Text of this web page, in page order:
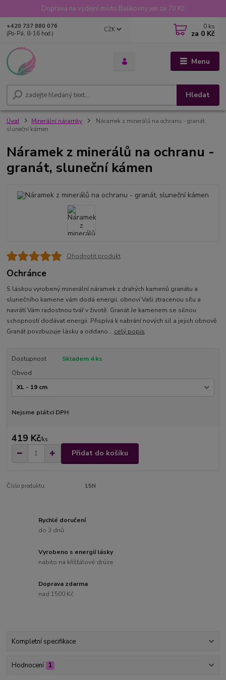
Doprava na výdejní místo Balíkovny jen za 70 Kč
Menu
CZK
Hledat
+420 737 880 076
(Po-Pá, 8-16 hod.)
0 ks
za 0 Kč
Úvod Minerální náramky
Náramek z minerálů na ochranu - granát,
sluneční kámen
Náramek z minerálů na ochranu -
granát, sluneční kámen
Ohodnotit produkt
Ochránce
S láskou vyrobený minerální náramek z drahých kamenů granátu a
slunečního kamene vám dodá energii, obnoví Vaši ztracenou sílu a
navrátí Vám radostnou tvář v životě. Granát Je kamenem se silnou
schopností dodávat energii. Přispívá k nabrání nových sil a jejich obnově.
Granát povzbuzuje lásku a oddano... celý popis
Dostupnost
Skladem 4 ks
Obvod
Nejsme plátci DPH
419 Kč/ks
Přidat do košíku
Číslo produktu: 15N
Rychlé doručení
do 3 dnů
Vyrobeno s energií lásky
nabito na kříšťálové drúze
Doprava zdarma
nad 1500 Kč
Kompletní specifikace
Hodnocení 1